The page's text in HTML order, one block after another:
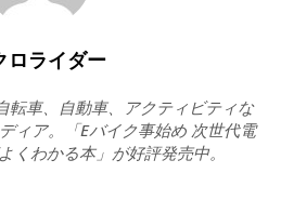
ロライダー
転車、自動車、アクティビティな
ィア。「Eバイク事始め 次世代電
くわかる本」が好評発売中。